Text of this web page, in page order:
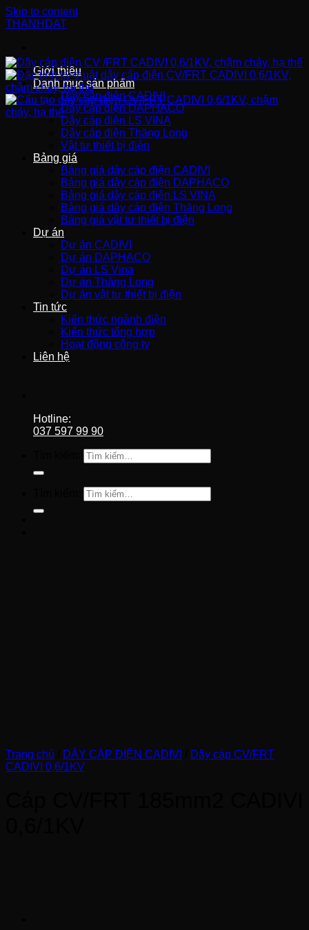
Skip to content
THANHDAT
Giới thiệu
Danh mục sản phẩm
Dây cáp điện CADIVI
Dây cáp điện DAPHACO
Dây cáp điện LS VINA
Dây cáp điện Thăng Long
Vật tư thiết bị điện
Bảng giá
Bảng giá dây cáp điện CADIVI
Bảng giá dây cáp điện DAPHACO
Bảng giá dây cáp điện LS VINA
Bảng giá dây cáp điện Thăng Long
Bảng giá vật tư thiết bị điện
Dự án
Dự án CADIVI
Dự án DAPHACO
Dự án LS Vina
Dự án Thăng Long
Dự án vật tư thiết bị điện
Tin tức
Kiến thức ngành điện
Kiến thức tổng hợp
Hoạt động công ty
Liên hệ
Hotline:
037 597 99 90
Trang chủ DÂY CÁP ĐIỆN CADIVI
Dây cáp CV/FRT
CADIVI 0,6/1KV